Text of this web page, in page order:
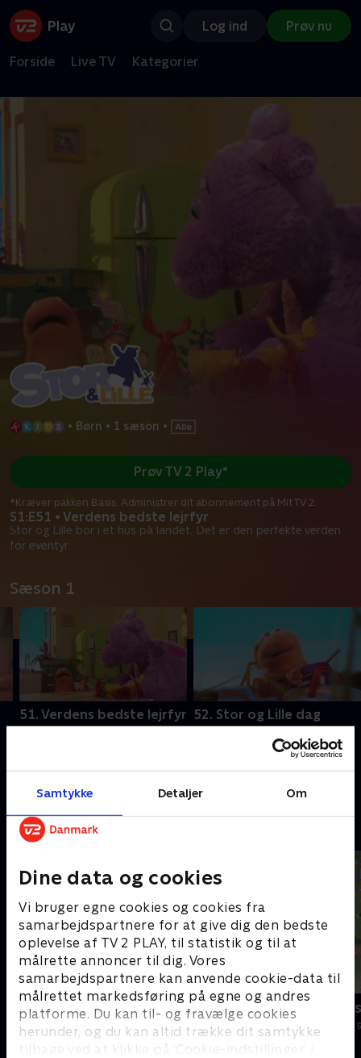
Samtykke Detaljer Om
Dine data og cookies
Vi bruger egne cookies og cookies fra
samarbejdspartnere for at give dig den bedste
oplevelse af TV 2 PLAY, til statistik og til at
målrette annoncer til dig. Vores
samarbejdspartnere kan anvende cookie-data til
målrettet markedsføring på egne og andres
platforme. Du kan til- og fravælge cookies
herunder, og du kan altid trække dit samtykke
tilbage ved at klikke på ’Cookie-indstillinger’ i
Log ind Prøv nu
Forside Live TV Kategorier
• Børn • 1 sæson •
S1:E51 • Verdens bedste lejrfyr
Stor og Lille bor i et hus på landet. Det er den perfekte verden
for eventyr
Prøv TV 2 Play*
*Kræver pakken Basis. Administrer dit abonnement på Mit TV 2.
Sæson 1
51. Verdens bedste lejrfyr
1. februar 2025 • 10 min
52. Stor og Lille dag
landet. Det er den perfekte
1. februar 2025 • 10 min
Andre så også
Lillefinger
Børneserier • 1 sæsoner
Lille
Børneserier •